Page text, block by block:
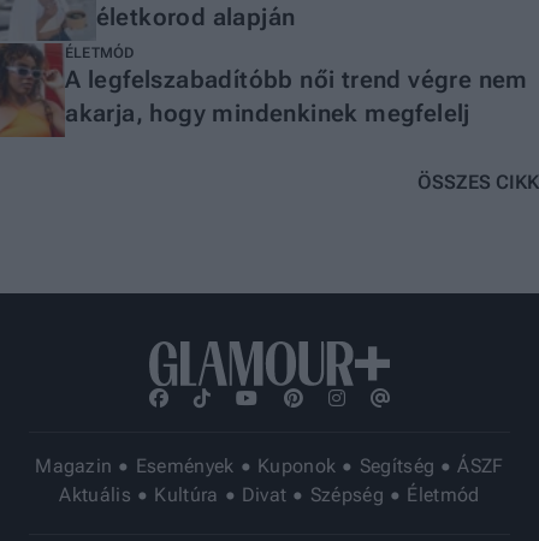
életkorod alapján
ÉLETMÓD
A legfelszabadítóbb női trend végre nem
akarja, hogy mindenkinek megfelelj
ÖSSZES CIKK
Magazin Események Kuponok Segítség
ÁSZF
Aktuális
Kultúra Divat Szépség Életmód